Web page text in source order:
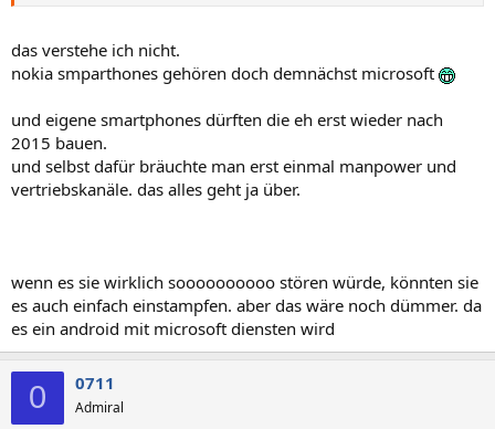
das verstehe ich nicht.
nokia smparthones gehören doch demnächst microsoft
und eigene smartphones dürften die eh erst wieder nach
2015 bauen.
und selbst dafür bräuchte man erst einmal manpower und
vertriebskanäle. das alles geht ja über.
wenn es sie wirklich soooooooooo stören würde, könnten sie
es auch einfach einstampfen. aber das wäre noch dümmer. da
es ein android mit microsoft diensten wird
0 0711
Admiral